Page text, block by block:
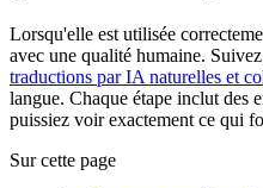
Lorsqu'elle est utilisée
avec une qualité humaine.
traductions par IA naturelles et
langue. Chaque étape inclut des
puissiez voir exactement ce qui
Sur cette page